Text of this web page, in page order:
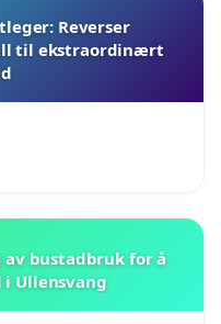
Reverser
til ekstraordinært
bustadbruk for å
Ullensvang